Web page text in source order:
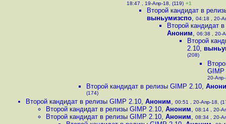
18:47 , 19-Апр-18, (119) +1
Второй кандидат в
выньумизспо, 04:18 , 20-
Второй кандидат
Аноним, 06:38 , 20-
Второй
2.10,
(208)
GIMP
20-
Второй кандидат в релизы GIMP 2.10,
(174)
Второй кандидат в релизы GIMP 2.10, Аноним, 00:51 , 20-Апр-18,
Второй кандидат в релизы GIMP 2.10, Аноним, 08:14 , 20-
Второй кандидат в релизы GIMP 2.10, Аноним, 08:34 , 20-